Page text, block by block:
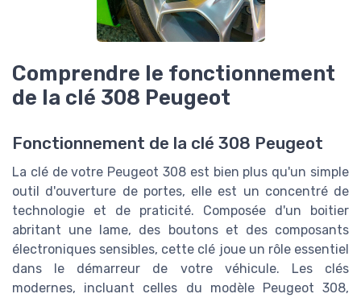
Comprendre le fonctionnement
de la clé 308 Peugeot
Fonctionnement de la clé 308 Peugeot
La clé de votre Peugeot 308 est bien plus qu'un simple
outil d'ouverture de portes, elle est un concentré de
technologie et de praticité. Composée d'un boitier
abritant une lame, des boutons et des composants
électroniques sensibles, cette clé joue un rôle essentiel
dans le démarreur de votre véhicule. Les clés
modernes, incluant celles du modèle Peugeot 308,